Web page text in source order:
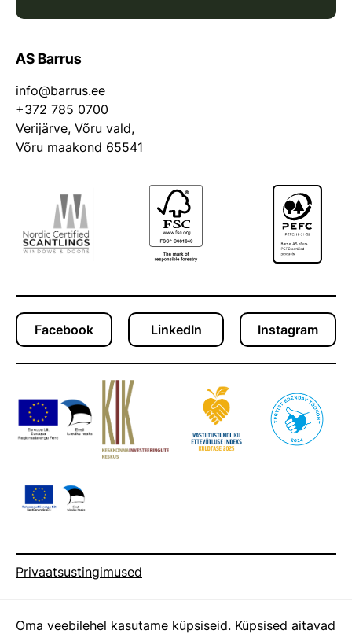
AS Barrus
info@barrus.ee
+372 785 0700
Verijärve, Võru vald,
Võru maakond 65541
Facebook LinkedIn Instagram
Privaatsustingimused
Oma veebilehel kasutame küpsiseid. Küpsised aitavad